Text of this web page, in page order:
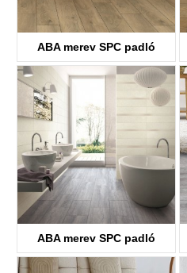
ABA merev SPC padló
KTV8033
ABA merev SPC padló
KTV8035